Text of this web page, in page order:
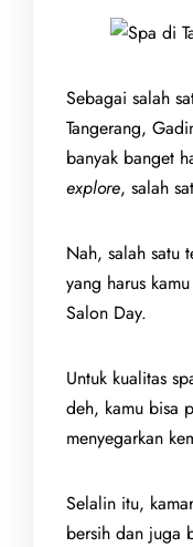
Sebagai salah
Tangerang,
banyak banget
explore, salah
Nah, salah satu
yang harus
Salon Day.
Untuk kualitas
deh, kamu bisa
menyegarkan
Selalin itu,
bersih dan juga